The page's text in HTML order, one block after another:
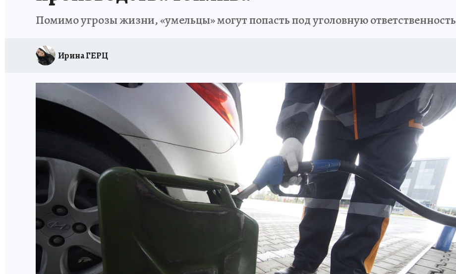
Помимо угрозы жизни, «умельцы» могут попасть под уголовную ответственность
Ирина ГЕРЦ